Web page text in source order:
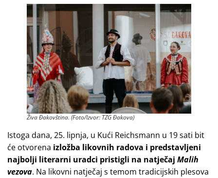
Živa Đakovština. (Foto/Izvor: TZG Đakova)
Istoga dana, 25. lipnja, u Kući Reichsmann u 19 sati bit
će otvorena izložba likovnih radova i predstavljeni
najbolji literarni uradci pristigli na natječaj Malih
vezova. Na likovni natječaj s temom tradicijskih plesova